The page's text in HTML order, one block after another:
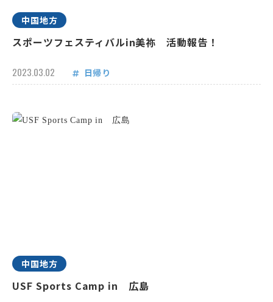
中国地方
スポーツフェスティバルin美祢 活動報告！
2023.03.02 日帰り
中国地方
USF Sports Camp in 広島